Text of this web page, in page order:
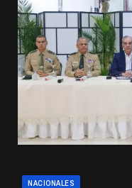
NACIONALES